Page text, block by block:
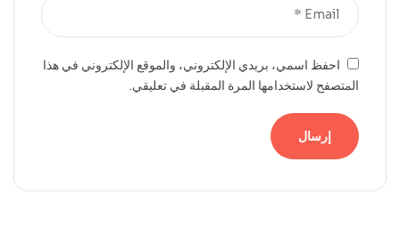
احفظ اسمي، بريدي الإلكتروني، والموقع الإلكتروني في هذا
المتصفح لاستخدامها المرة المقبلة في تعليقي.